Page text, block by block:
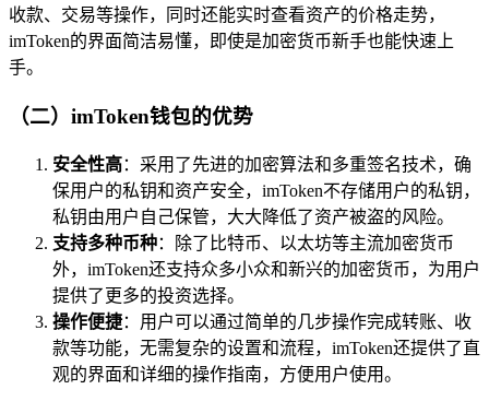
收款、交易等操作，同时还能实时查看资产的价格走势，
imToken的界面简洁易懂，即使是加密货币新手也能快速上
手。
（二）imToken钱包的优势
安全性高：采用了先进的加密算法和多重签名技术，确
保用户的私钥和资产安全，imToken不存储用户的私钥，
私钥由用户自己保管，大大降低了资产被盗的风险。
支持多种币种：除了比特币、以太坊等主流加密货币
外，imToken还支持众多小众和新兴的加密货币，为用户
提供了更多的投资选择。
操作便捷：用户可以通过简单的几步操作完成转账、收
款等功能，无需复杂的设置和流程，imToken还提供了直
观的界面和详细的操作指南，方便用户使用。